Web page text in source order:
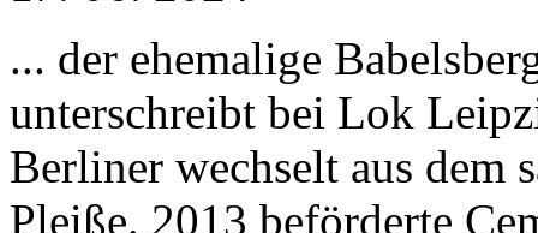
... der ehemalige
unterschreibt bei Lok
Berliner wechselt aus dem
Pleiße. 2013 beförderte